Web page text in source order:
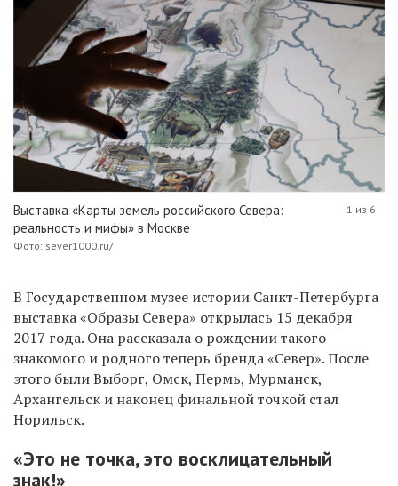
Выставка «Карты земель российского Севера:
реальность и мифы» в Москве
Фото: sever1000.ru/
1 из 6
В Государственном музее истории Санкт-Петербурга
выставка «Образы Севера» открылась 15 декабря
2017 года. Она рассказала о рождении такого
знакомого и родного теперь бренда «Север». После
этого были Выборг, Омск, Пермь, Мурманск,
Архангельск и наконец финальной точкой стал
Норильск.
«Это не точка, это восклицательный
знак!»